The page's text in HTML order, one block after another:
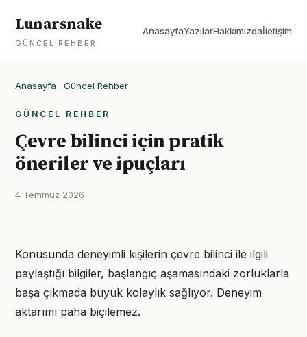
Lunarsnake
GÜNCEL REHBER
AnasayfaYazılarHakkımızdaİletişim
Anasayfa · Güncel Rehber
GÜNCEL REHBER
Çevre bilinci için pratik
öneriler ve ipuçları
4 Temmuz 2026
Konusunda deneyimli kişilerin çevre bilinci ile ilgili
paylaştığı bilgiler, başlangıç aşamasındaki zorluklarla
başa çıkmada büyük kolaylık sağlıyor. Deneyim
aktarımı paha biçilemez.